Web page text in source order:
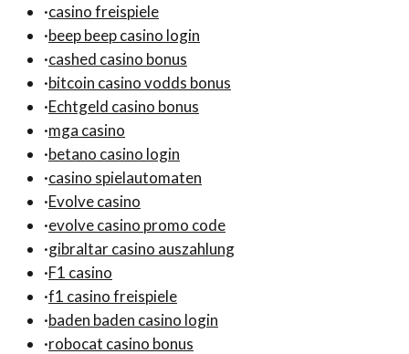
·casino freispiele
·beep beep casino login
·cashed casino bonus
·bitcoin casino vodds bonus
·Echtgeld casino bonus
·mga casino
·betano casino login
·casino spielautomaten
·Evolve casino
·evolve casino promo code
·gibraltar casino auszahlung
·F1 casino
·f1 casino freispiele
·baden baden casino login
·robocat casino bonus